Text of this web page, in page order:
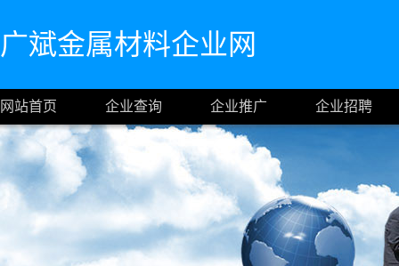
广斌金属材料企业网
网站首页 企业查询 企业推广 企业招聘